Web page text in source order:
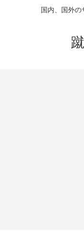
国内、国外の